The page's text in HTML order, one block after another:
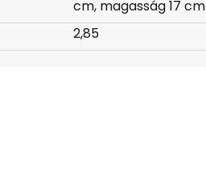
cm, magasság 17 cm
2,85